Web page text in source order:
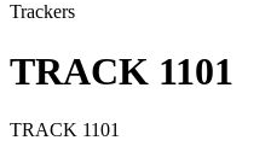
Trackers
TRACK 1101
TRACK 1101